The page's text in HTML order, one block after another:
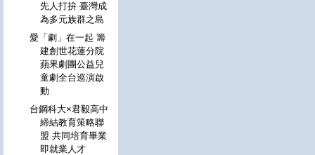
先人打拚 臺灣成
為多元族群之島
愛「劇」在一起 籌
建創世花蓮分院
蘋果劇團公益兒
童劇全台巡演啟
動
台鋼科大×君毅高中
締結教育策略聯
盟 共同培育畢業
即就業人才